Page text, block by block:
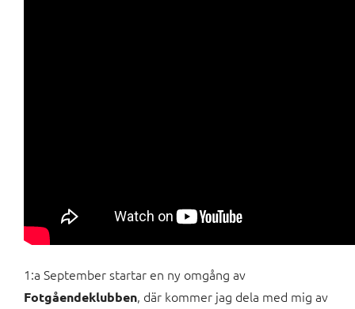
1:a September startar en ny omgång av
Fotgåendeklubben, där kommer jag dela med mig av